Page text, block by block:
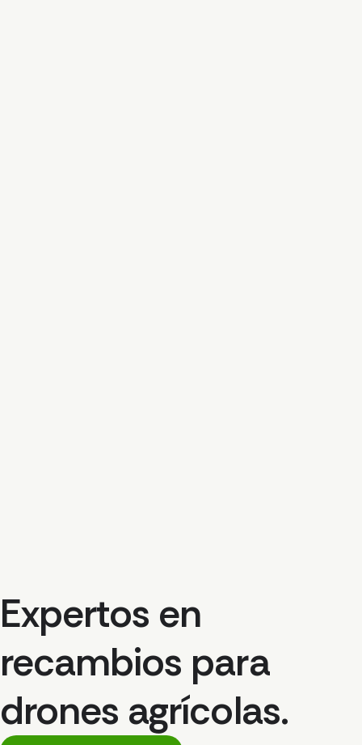
Expertos en
recambios para
drones agrícolas.